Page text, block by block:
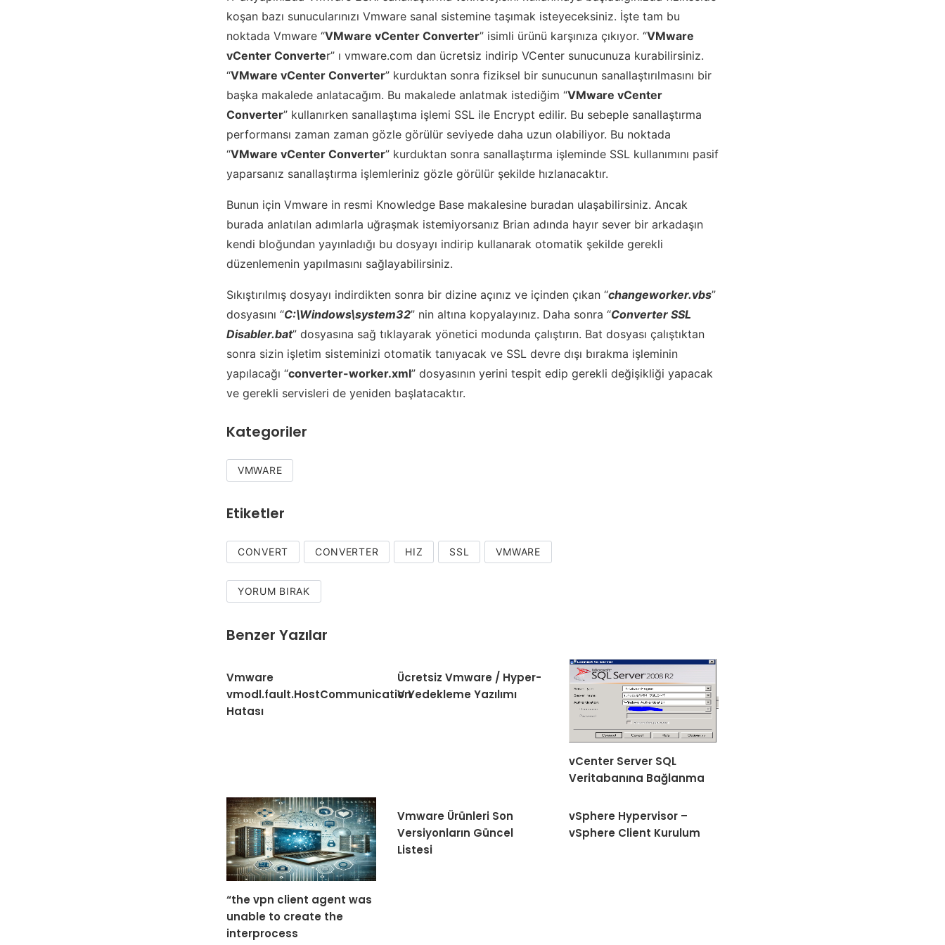
koşan bazı sunucularınızı Vmware sanal sistemine taşımak isteyeceksiniz. İşte tam bu
noktada Vmware “VMware vCenter Converter” isimli ürünü karşınıza çıkıyor. “VMware
vCenter Converter” ı vmware.com dan ücretsiz indirip VCenter sunucunuza kurabilirsiniz.
“VMware vCenter Converter” kurduktan sonra fiziksel bir sunucunun sanallaştırılmasını bir
başka makalede anlatacağım. Bu makalede anlatmak istediğim “VMware vCenter
Converter” kullanırken sanallaştıma işlemi SSL ile Encrypt edilir. Bu sebeple sanallaştırma
performansı zaman zaman gözle görülür seviyede daha uzun olabiliyor. Bu noktada
“VMware vCenter Converter” kurduktan sonra sanallaştırma işleminde SSL kullanımını pasif
yaparsanız sanallaştırma işlemleriniz gözle görülür şekilde hızlanacaktır.
Bunun için Vmware in resmi Knowledge Base makalesine buradan ulaşabilirsiniz. Ancak
burada anlatılan adımlarla uğraşmak istemiyorsanız Brian adında hayır sever bir arkadaşın
kendi bloğundan yayınladığı bu dosyayı indirip kullanarak otomatik şekilde gerekli
düzenlemenin yapılmasını sağlayabilirsiniz.
Sıkıştırılmış dosyayı indirdikten sonra bir dizine açınız ve içinden çıkan “changeworker.vbs”
dosyasını “C:\Windows\system32” nin altına kopyalayınız. Daha sonra “Converter SSL
Disabler.bat” dosyasına sağ tıklayarak yönetici modunda çalıştırın. Bat dosyası çalıştıktan
sonra sizin işletim sisteminizi otomatik tanıyacak ve SSL devre dışı bırakma işleminin
yapılacağı “converter-worker.xml” dosyasının yerini tespit edip gerekli değişikliği yapacak
ve gerekli servisleri de yeniden başlatacaktır.
Kategoriler
VMWARE
Etiketler
CONVERT CONVERTER HIZ SSL VMWARE
YORUM BIRAK
Benzer Yazılar
Vmware
vmodl.fault.HostCommunication
Hatası
Ücretsiz Vmware / Hyper-
V Yedekleme Yazılımı
vCenter Server SQL
Veritabanına Bağlanma
“the vpn client agent was
unable to create the
interprocess
Vmware Ürünleri Son
Versiyonların Güncel
Listesi
vSphere Hypervisor –
vSphere Client Kurulum